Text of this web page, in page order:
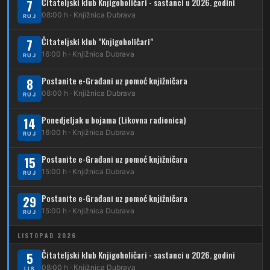
269
DUBEC
212
223 Dubec – Trnovčica – Dubrava
224 Dubec – Novoselec
261 Dubec – Sesvete – Goranec
262 Dubec – Sesvete – Planina Donja
263 Dubec – Sesvete–Kašina – Pl.Gornja
264 Dubec – Sesvete – Jesenovec
7
RUJ 08:00 h · Knjižnica Dubrava
7
RUJ
Čitateljski klub "Knjigoholičari"
16:00 h · Knjižnica Dubrava
8
RUJ
Postanite e-Građani uz pomoć knjižničara
08:00 h · Knjižnica Dubrava
14
RUJ
Ponedjeljak u bojama (Likovna radionica)
16:00 h · Knjižnica Dubrava
15
RUJ
Postanite e-Građani uz pomoć knjižničara
15:00 h · Knjižnica Dubrava
29
RUJ
Postanite e-Građani uz pomoć knjižničara
15:00 h · Knjižnica Dubrava
LISTOPAD 2026
5
LIS
Čitateljski klub Knjigoholičari - sastanci u 2026. godini
08:00 h · Knjižnica Dubrava